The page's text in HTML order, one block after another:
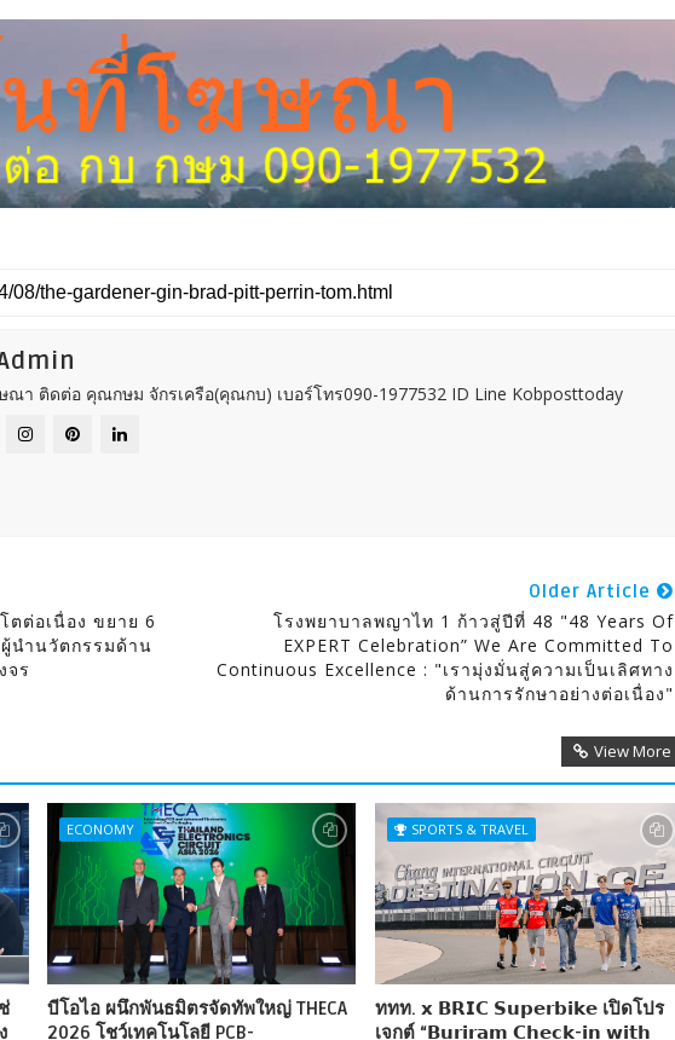
ณา ติดต่อ คุณกษม จักรเครือ(คุณกบ) เบอร์โทร090-1977532 ID Line Kobposttoday
ตต่อเนื่อง ขยาย 6
นำนวัตกรรมด้าน
จร
Older Article
โรงพยาบาลพญาไท 1 ก้าวสู่ปีที่ 48 "48 Years Of
EXPERT Celebration” We Are Committed To
Continuous Excellence : "เรามุ่งมั่นสู่ความเป็นเลิศทาง
ด้านการรักษาอย่างต่อเนื่อง"
View More
ECONOMY
บีโอไอ ผนึกพันธมิตรจัดทัพใหญ่ THECA
2026 โชว์เทคโนโลยี PCB-
SPORTS & TRAVEL
ททท. 𝘅 𝗕𝗥𝗜𝗖 𝗦𝘂𝗽𝗲𝗿𝗯𝗶𝗸𝗲 เปิดโปร
เจกต์ “𝗕𝘂𝗿𝗶𝗿𝗮𝗺 𝗖𝗵𝗲𝗰𝗸-𝗶𝗻 𝘄𝗶𝘁𝗵